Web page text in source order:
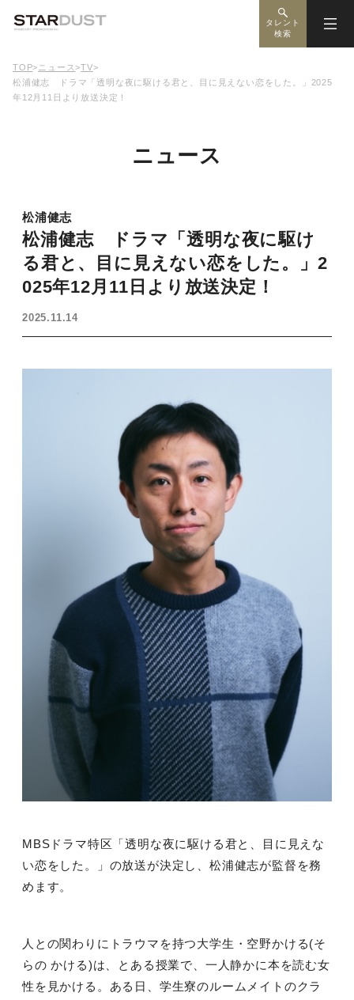
タレント
検索
TOP> ニュース>TV>
松浦健志 ドラマ「透明な夜に駆ける君と、目に見えない恋をした。」2025
年12月11日より放送決定！
ニュース
松浦健志
松浦健志 ドラマ「透明な夜に駆け
る君と、目に見えない恋をした。」2
025年12月11日より放送決定！
2025.11.14
MBSドラマ特区「透明な夜に駆ける君と、目に見えな
い恋をした。」の放送が決定し、松浦健志が監督を務
めます。
人との関わりにトラウマを持つ大学生・空野かける(そ
らの かける)は、とある授業で、一人静かに本を読む女
性を見かける。ある日、学生寮のルームメイトのクラ